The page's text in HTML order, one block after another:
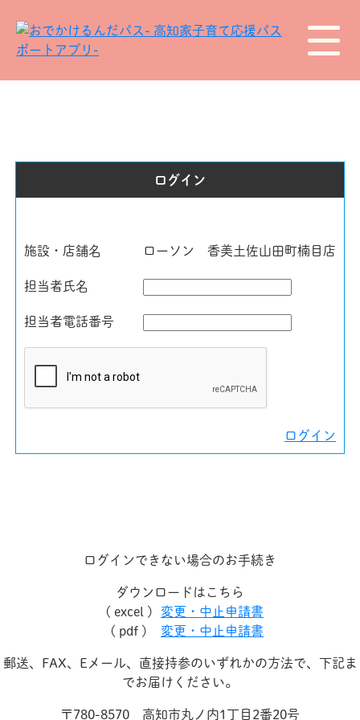
ログイン
施設・店舗名 ローソン 香美土佐山田町楠目店
担当者氏名
担当者電話番号
ログイン
ログインできない場合のお手続き
ダウンロードはこちら
( excel )
変更・中止申請書
( pdf )
変更・中止申請書
郵送、FAX、Eメール、直接持参のいずれかの方法で、下記ま
でお届けください。
〒780-8570 高知市丸ノ内1丁目2番20号